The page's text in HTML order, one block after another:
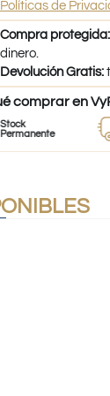
Políticas de
Compra protegida:
dinero.
Devolución Gratis:
comprar en
a